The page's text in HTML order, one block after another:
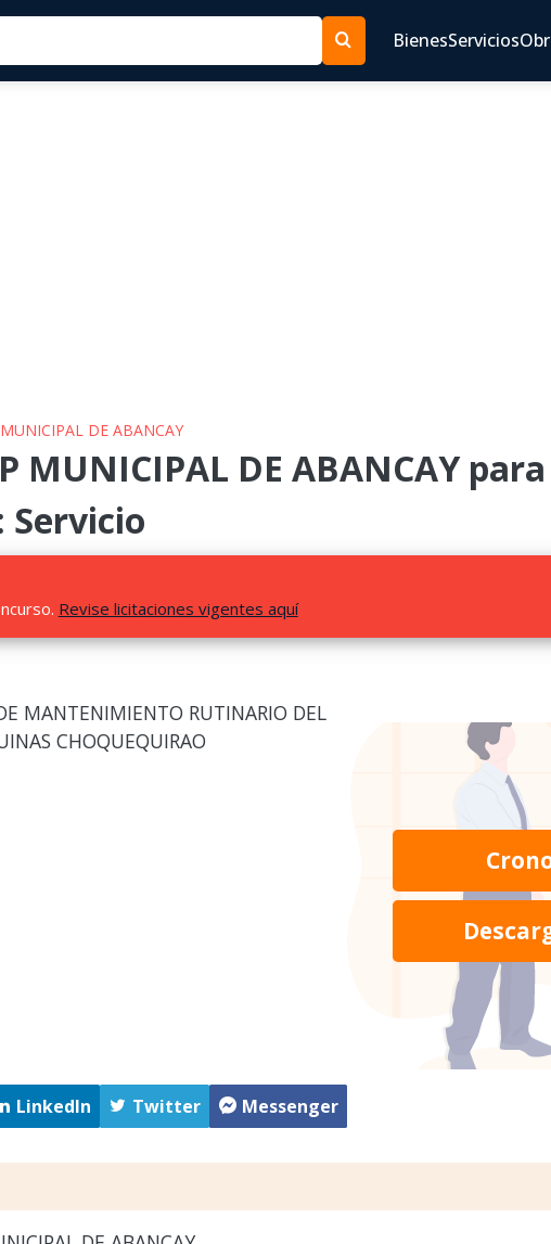
BienesServicios
DE ABANCAY
MUNICIPAL DE ABANCAY
Revise licitaciones vigentes aquí
MANTENIMIENTO RUTINARIO DEL
CHOQUEQUIRAO
LinkedIn Twitter Messenger